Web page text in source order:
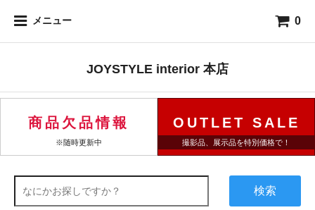
メニュー 0
JOYSTYLE interior 本店
商品欠品情報
※随時更新中
OUTLET SALE
撮影品、展示品を特別価格で！
検索